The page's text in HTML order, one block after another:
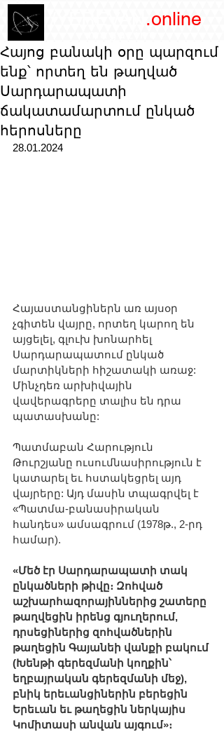
.online
Հայոց բանակի օրը պարզում
ենք՝ որտեղ են թաղված
Սարդարապատի
ճակատամարտում ընկած
հերոսները
28.01.2024
Հայաստանցիներն առ այսօր
չգիտեն վայրը, որտեղ կարող են
այցելել, գլուխ խոնարհել
Սարդարապատում ընկած
մարտիկների հիշատակի առաջ:
Մինչդեռ արխիվային
վավերագրերը տալիս են դրա
պատասխանը:
Պատմաբան Հարություն
Թուրշյանը ուսումնասիրություն է
կատարել եւ հստակեցրել այդ
վայրերը: Այդ մասին տպագրվել է
«Պատմա-բանասիրական
հանդես» ամսագրում (1978թ., 2-րդ
համար).
«Մեծ էր Սարդարապատի տակ
ընկածների թիվը։ Զոհված
աշխարհազորայիններից շատերը
թաղվեցին իրենց գյուղերում,
դրսեցիներից զոհվածներին
թաղեցին Գայանեի վանքի բակում
(Խենթի գերեզմանի կողքին՝
եղբայրական գերեզմանի մեջ),
բնիկ երեւանցիներին բերեցին
Երեւան եւ թաղեցին ներկայիս
Կոմիտասի անվան այգում»։